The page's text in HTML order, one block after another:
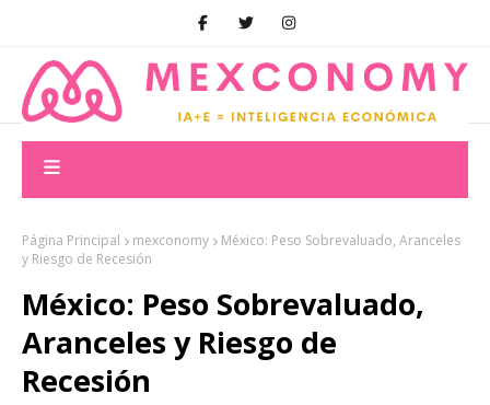
Página Principal mexconomy
México: Peso Sobrevaluado, Aranceles
y Riesgo de Recesión
México: Peso Sobrevaluado,
Aranceles y Riesgo de
Recesión